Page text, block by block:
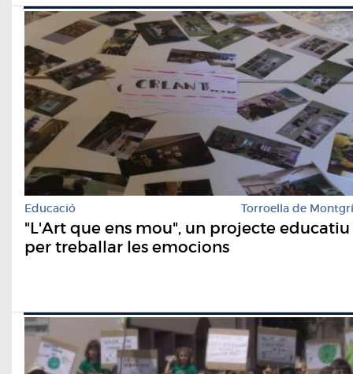
Educació Torroella de Montgrí
"L'Art que ens mou", un projecte educatiu
per treballar les emocions